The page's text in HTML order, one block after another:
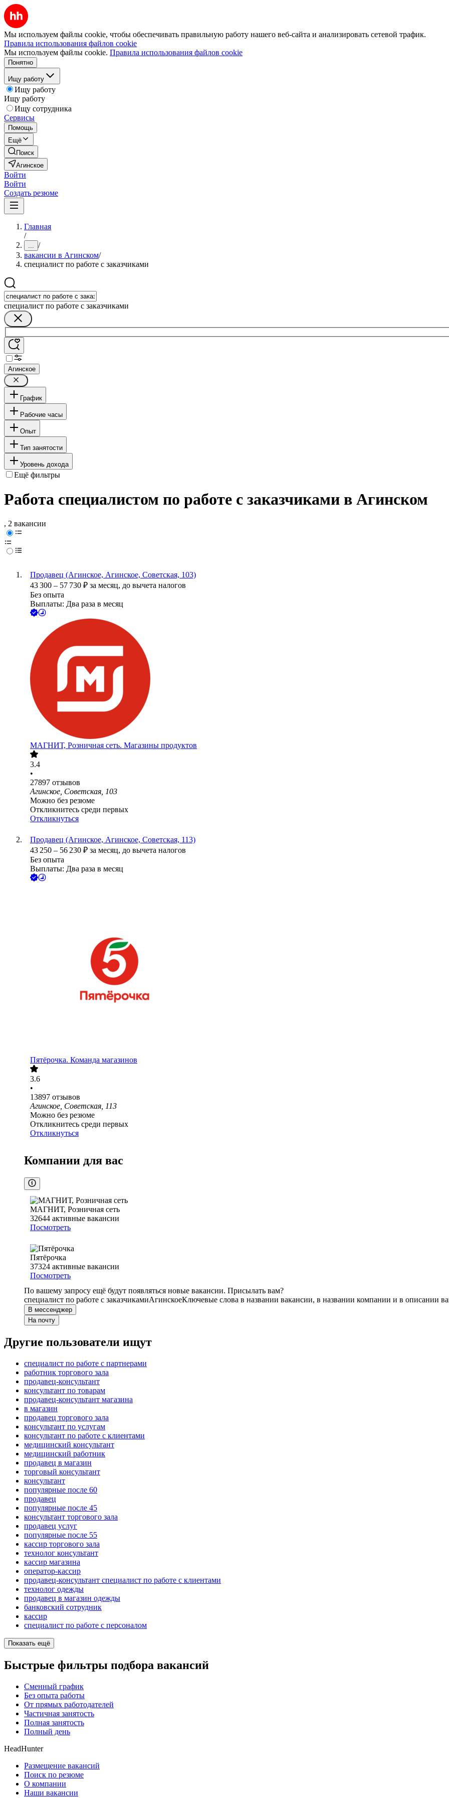
Мы используем файлы cookie, чтобы обеспечивать правильную работу нашего веб-сайта и анализировать сетевой трафик.
Правила использования файлов cookie
Мы используем файлы cookie. Правила использования файлов cookie
Понятно
Ищу работу
Ищу работу
Ищу работу
Ищу сотрудника
Сервисы
Помощь
Ещё
Поиск
Агинское
Войти
Войти
Создать резюме
Главная
/
... /
вакансии в Агинском/
специалист по работе с заказчиками
специалист по работе с заказчиками
Агинское
График
Рабочие часы
Опыт
Тип занятости
Уровень дохода
Ещё фильтры
Работа специалистом по работе с заказчиками в Агинском
, 2 вакансии
Продавец (Агинское, Агинское, Советская, 103)
43 300 – 57 730 ₽ за месяц, до вычета налогов
Без опыта
Выплаты: Два раза в месяц
МАГНИТ, Розничная сеть. Магазины продуктов
3.4
•
27897 отзывов
Агинское, Советская, 103
Можно без резюме
Откликнитесь среди первых
Откликнуться
Продавец (Агинское, Агинское, Советская, 113)
43 250 – 56 230 ₽ за месяц, до вычета налогов
Без опыта
Выплаты: Два раза в месяц
Пятёрочка. Команда магазинов
3.6
•
13897 отзывов
Агинское, Советская, 113
Можно без резюме
Откликнитесь среди первых
Откликнуться
Компании для вас
МАГНИТ, Розничная сеть
32644 активные вакансии
Посмотреть
Пятёрочка
37324 активные вакансии
Посмотреть
По вашему запросу ещё будут появляться новые вакансии. Присылать вам?
специалист по работе с заказчикамиАгинскоеКлючевые слова в названии вакансии, в названии компании и в описании
В мессенджер
На почту
Другие пользователи ищут
специалист по работе с партнерами
работник торгового зала
продавец-консультант
консультант по товарам
продавец-консультант магазина
в магазин
продавец торгового зала
консультант по услугам
консультант по работе с клиентами
медицинский консультант
медицинский работник
продавец в магазин
торговый консультант
консультант
популярные после 60
продавец
популярные после 45
консультант торгового зала
продавец услуг
популярные после 55
кассир торгового зала
технолог консультант
кассир магазина
оператор-кассир
продавец-консультант специалист по работе с клиентами
технолог одежды
продавец в магазин одежды
банковский сотрудник
кассир
специалист по работе с персоналом
Показать ещё
Быстрые фильтры подбора вакансий
Сменный график
Без опыта работы
От прямых работодателей
Частичная занятость
Полная занятость
Полный день
HeadHunter
Размещение вакансий
Поиск по резюме
О компании
Наши вакансии